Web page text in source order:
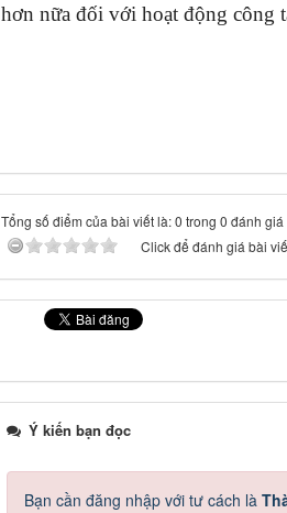
hơn nữa đối với hoạt động công
Tổng số điểm của bài viết là: 0 trong 0 đánh giá
Click để đánh giá bài
Ý kiến bạn đọc
Bạn cần đăng nhập với tư cách là